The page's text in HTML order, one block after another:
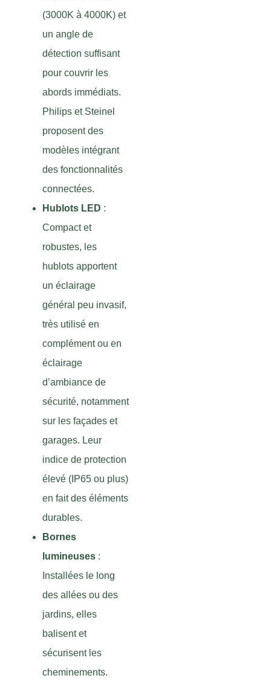
(3000K à 4000K) et
un angle de
détection suffisant
pour couvrir les
abords immédiats.
Philips et Steinel
proposent des
modèles intégrant
des fonctionnalités
connectées.
Hublots LED :
Compact et
robustes, les
hublots apportent
un éclairage
général peu invasif,
très utilisé en
complément ou en
éclairage
d’ambiance de
sécurité, notamment
sur les façades et
garages. Leur
indice de protection
élevé (IP65 ou plus)
en fait des éléments
durables.
Bornes
lumineuses :
Installées le long
des allées ou des
jardins, elles
balisent et
sécurisent les
cheminements.